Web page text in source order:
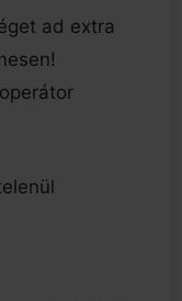
ad extra